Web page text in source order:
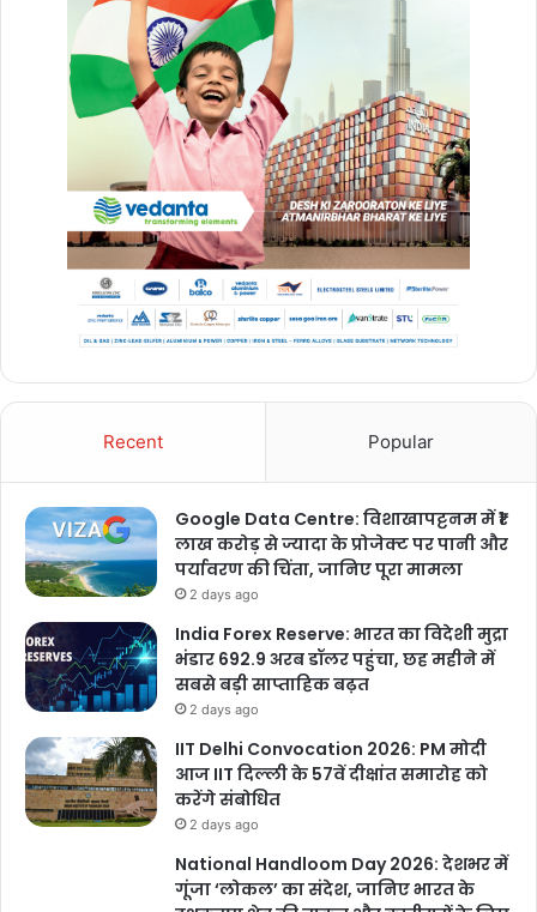
Recent Popular
Google Data Centre: विशाखापट्टनम में ₹1
लाख करोड़ से ज्यादा के प्रोजेक्ट पर पानी और
पर्यावरण की चिंता, जानिए पूरा मामला
2 days ago
India Forex Reserve: भारत का विदेशी मुद्रा
भंडार 692.9 अरब डॉलर पहुंचा, छह महीने में
सबसे बड़ी साप्ताहिक बढ़त
2 days ago
IIT Delhi Convocation 2026: PM मोदी
आज IIT दिल्ली के 57वें दीक्षांत समारोह को
करेंगे संबोधित
2 days ago
National Handloom Day 2026: देशभर में
गूंजा ‘लोकल’ का संदेश, जानिए भारत के